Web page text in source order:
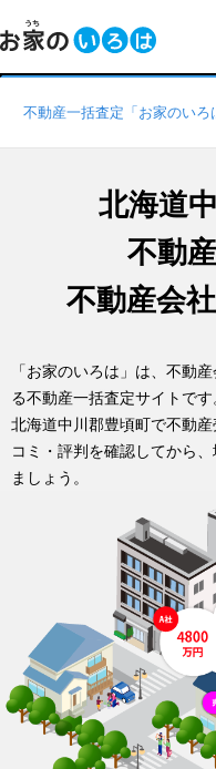
不動産一括査定「お家のいろ
北海道
不動
不動産会
「お家のいろは」は、不動
る不動産一括査定サイトです
北海道中川郡豊頃町で不動
コミ・評判を確認してから
ましょう。